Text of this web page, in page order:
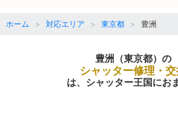
ホーム 対応エリア 東京都 豊洲
豊洲（東京都）の
シャッター修理・
は、シャッター王国にお